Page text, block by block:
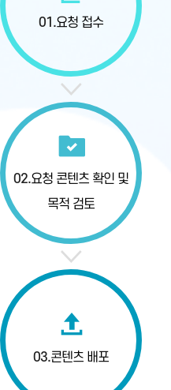
01.요청 접수
02.요청 콘텐츠 확인 및
목적 검토
03.콘텐츠 배포